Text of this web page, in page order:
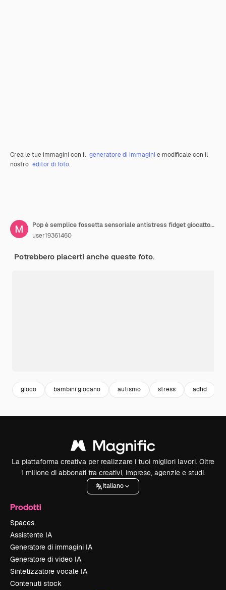
Crea le tue immagini con il generatore di immagini e modificale con il
nostro editor di foto.
Pop è semplice fossetta sensoriale antistress fidget giocattoli isolato sfondo bianco
user19361460
Potrebbero piacerti anche queste foto.
gioco bambini giocano autismo stress adhd
La piattaforma creativa per realizzare i tuoi migliori lavori. Oltre
1 milione di abbonati tra creativi, imprese, agenzie e studi.
Italiano
Prodotti
Spaces
Assistente IA
Generatore di immagini IA
Generatore di video IA
Sintetizzatore vocale IA
Contenuti stock